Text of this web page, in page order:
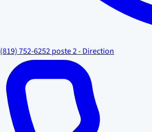
(819) 752-6252 poste 2 - Direction